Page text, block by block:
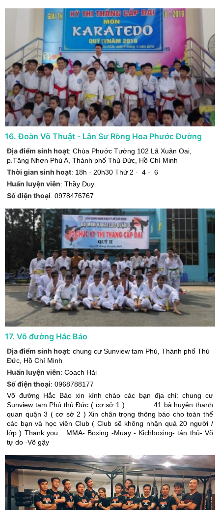
16.Đoàn Võ Thuật - Lân Sư Rồng Hoa Phước Đường
Địa điểm sinh hoạt: Chùa Phước Tường 102 Lã Xuân Oai,
p.Tăng Nhơn Phú A Thành phố Thủ Đức Hồ Chí Minh
Thời gian sinh hoạt: 18h - 20h30 Thứ 2 - 4 - 6
Huấn luyện viên: Thầy Duy
Số điện thoại: 0978476767
17. Võ đường Hắc Báo
Địa điểm sinh hoạt: chung cư Sunview tam Phú Thành phố Thủ
Đức Hồ Chí Minh
Huấn luyện viên: Coach Hải
Số điện thoại: 0968788177
Võ đường Hắc Báo xin kính chào các bạn địa chỉ: chung cư
Sunview tam Phú thủ Đức ( cơ sở 1 ) : 41 bà huyện thanh
quan quận 3 ( cơ sở 2 ) Xin chân trọng thông báo cho toàn thể
các bạn và học viên Club ( Club sẽ không nhận quá 20 người /
lớp ) Thank you ...MMA- Boxing -Muay - Kichboxing- tán thủ- Võ
tự do -Võ gậy